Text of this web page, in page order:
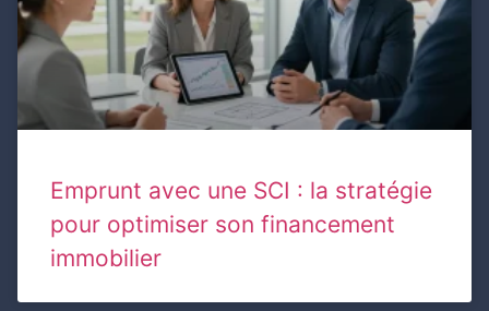
Emprunt avec une SCI : la stratégie
pour optimiser son financement
immobilier